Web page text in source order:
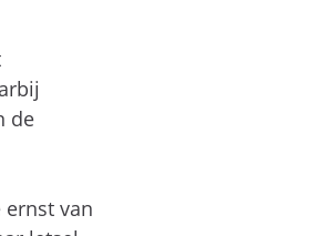
de
ernst van